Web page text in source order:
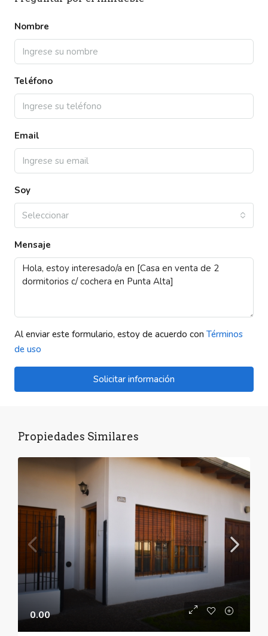
Nombre
Teléfono
Email
Soy
Seleccionar
Mensaje
Al enviar este formulario, estoy de acuerdo con Términos
de uso
Solicitar información
Propiedades Similares
0.00